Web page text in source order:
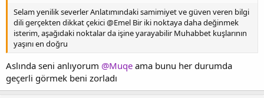
Selam yenilik severler Anlatımındaki samimiyet ve güven veren bilgi
dili gerçekten dikkat çekici @Emel Bir iki noktaya daha değinmek
isterim, aşağıdaki noktalar da işine yarayabilir Muhabbet kuşlarının
yaşını en doğru
Aslında seni anlıyorum @Muqe ama bunu her durumda
geçerli görmek beni zorladı